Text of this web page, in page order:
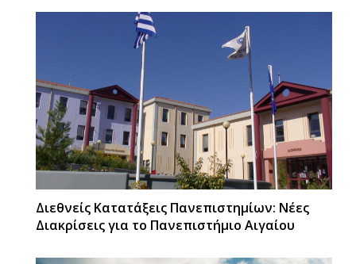
Διεθνείς Κατατάξεις Πανεπιστημίων: Νέες
Διακρίσεις για το Πανεπιστήμιο Αιγαίου